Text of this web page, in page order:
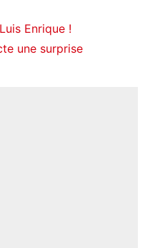
Enrique !
une surprise